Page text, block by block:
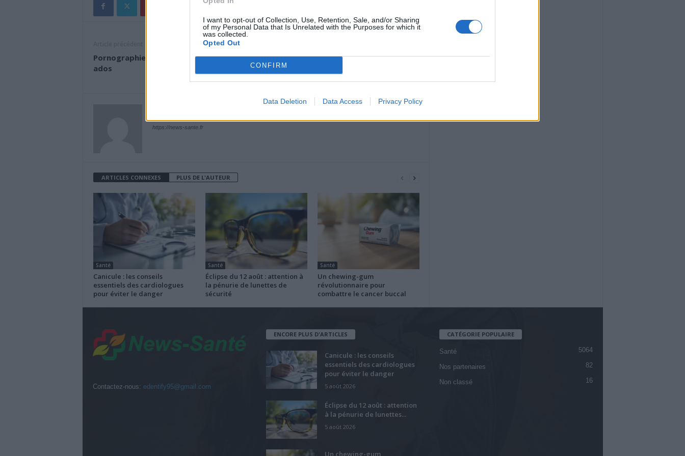
I want to opt-out of Collection, Use, Retention, Sale, and/or Sharing
of my Personal Data that Is Unrelated with the Purposes for which it
was collected.
Opted Out
CONFIRM
Data Deletion Data Access Privacy Policy
Pornographie : mieux protéger les
ados
8e vague : quel sera son impact
https://news-sante.fr
ARTICLES CONNEXES PLUS DE L'AUTEUR
Santé
Canicule : les conseils
essentiels des cardiologues
pour éviter le danger
Santé
Éclipse du 12 août : attention à
la pénurie de lunettes de
sécurité
Santé
Un chewing-gum
révolutionnaire pour
combattre le cancer buccal
Contactez-nous: edentify95@gmail.com
ENCORE PLUS D'ARTICLES
Canicule : les conseils
essentiels des cardiologues
pour éviter le danger
5 août 2026
Éclipse du 12 août : attention
à la pénurie de lunettes...
5 août 2026
Un chewing-gum
CATÉGORIE POPULAIRE
Santé 5064
Nos partenaires 82
Non classé 16